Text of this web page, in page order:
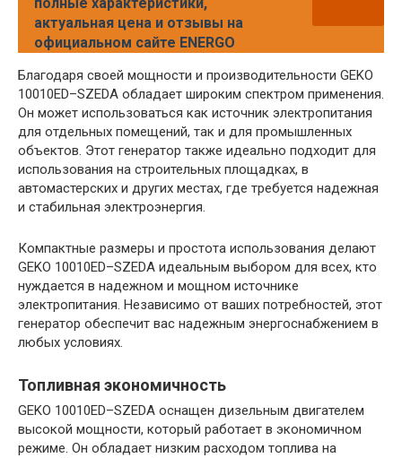
актуальная цена и отзывы на
официальном сайте ENERGO
Благодаря своей мощности и производительности GEKO
10010ED–SZEDA обладает широким спектром применения.
Он может использоваться как источник электропитания
для отдельных помещений, так и для промышленных
объектов. Этот генератор также идеально подходит для
использования на строительных площадках, в
автомастерских и других местах, где требуется надежная
и стабильная электроэнергия.
Компактные размеры и простота использования делают
GEKO 10010ED–SZEDA идеальным выбором для всех, кто
нуждается в надежном и мощном источнике
электропитания. Независимо от ваших потребностей, этот
генератор обеспечит вас надежным энергоснабжением в
любых условиях.
Топливная экономичность
GEKO 10010ED–SZEDA оснащен дизельным двигателем
высокой мощности, который работает в экономичном
режиме. Он обладает низким расходом топлива на